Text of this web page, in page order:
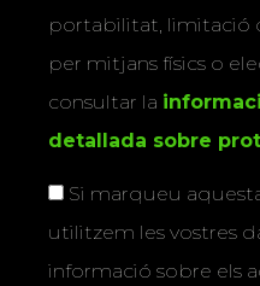
portabilitat, limitació
per mitjans físics o
consultar la
detallada sobre
Si marqueu
utilitzem les vostres
informació sobre els